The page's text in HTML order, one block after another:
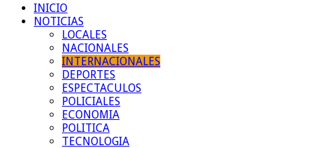
INICIO
NOTICIAS
LOCALES
NACIONALES
INTERNACIONALES
DEPORTES
ESPECTACULOS
POLICIALES
ECONOMIA
POLITICA
TECNOLOGIA